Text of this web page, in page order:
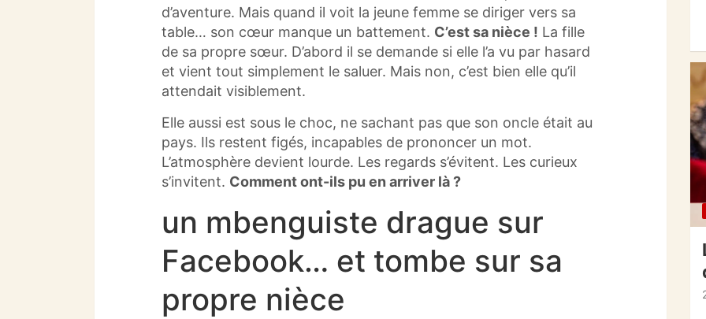
d’aventure. Mais quand il voit la jeune femme se diriger vers sa
table… son cœur manque un battement. C’est sa nièce ! La fille
de sa propre sœur. D’abord il se demande si elle l’a vu par hasard
et vient tout simplement le saluer. Mais non, c’est bien elle qu’il
attendait visiblement.
Elle aussi est sous le choc, ne sachant pas que son oncle était au
pays. Ils restent figés, incapables de prononcer un mot.
L’atmosphère devient lourde. Les regards s’évitent. Les curieux
s’invitent. Comment ont-ils pu en arriver là ?
un mbenguiste drague sur
Facebook… et tombe sur sa
propre nièce